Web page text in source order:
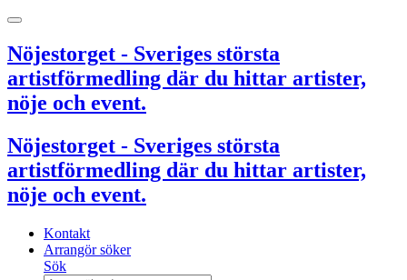
Nöjestorget - Sveriges största
artistförmedling där du hittar artister,
nöje och event.
Nöjestorget - Sveriges största
artistförmedling där du hittar artister,
nöje och event.
Kontakt
Arrangör söker
Sök